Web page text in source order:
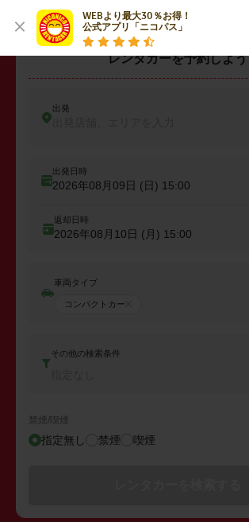
WEBより最大30％お得！
公式アプリ「ニコパス」
レンタカーを予約しよう
出発
出発日時
2026年08月09日 (日) 15:00
返却日時
2026年08月10日 (月) 15:00
車両タイプ
コンパクトカー
その他の検索条件
禁煙/喫煙
指定無し 禁煙 喫煙